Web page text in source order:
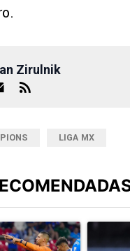
Zirulnik
LIGA MX
los artículos con más
con el título
Un